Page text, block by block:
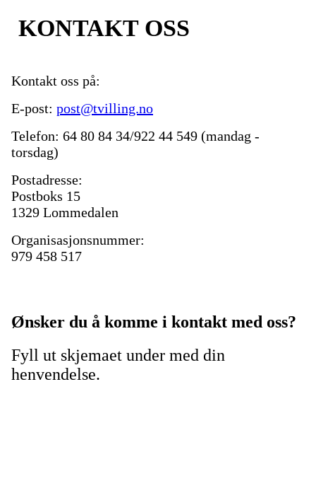
KONTAKT OSS
Kontakt oss på:
E-post: post@tvilling.no
Telefon: 64 80 84 34/922 44 549 (mandag -
torsdag)
Postadresse:
Postboks 15
1329 Lommedalen
Organisasjonsnummer:
979 458 517
Ønsker du å komme i kontakt med oss?
Fyll ut skjemaet under med din
henvendelse.